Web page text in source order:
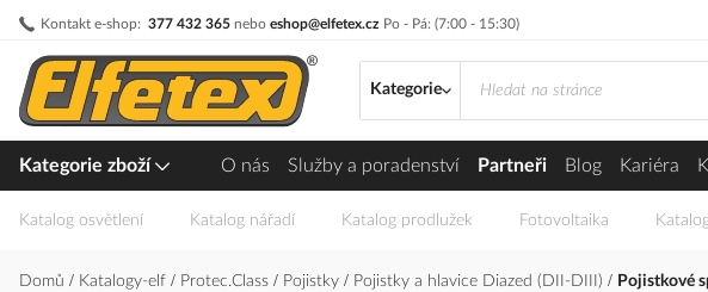
Kontakt e-shop: 377 432 365 nebo eshop@elfetex.cz Po - Pá: (7:00 - 15:30)
Přejít
obsah
Kategorie
Kategorie zboží O nás Služby a poradenství Partneři Blog Kariéra
Katalog osvětlení Katalog nářadí Katalog prodlužek Fotovoltaika
Domů Katalogy-elf Protec.Class Pojistky Pojistky a hlavice Diazed (DII-DIII) Pojistkové